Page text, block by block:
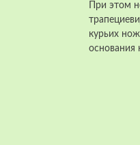
При этом
курьих
основания